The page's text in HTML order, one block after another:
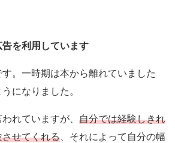
を利用しています
。一時期は本から離れていました
になりました。
れていますが、 自分では経験しきれ
せてくれる 、それによって自分の幅